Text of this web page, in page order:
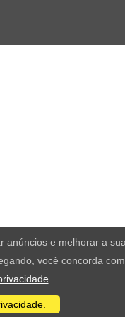
anúncios e melhorar a
você concorda